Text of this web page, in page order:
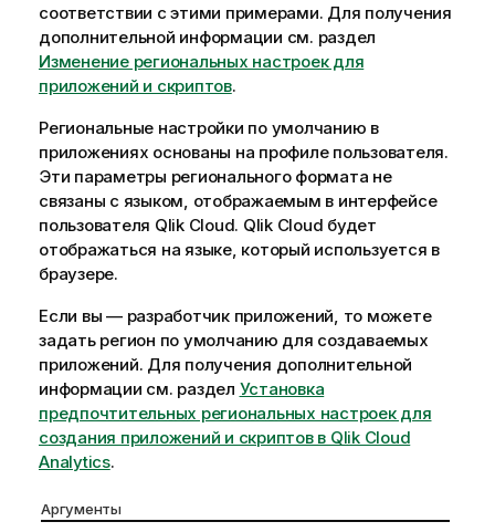
соответствии с этими примерами. Для получения
дополнительной информации см. раздел
Изменение региональных настроек для
приложений и скриптов.
Региональные настройки по умолчанию в
приложениях основаны на профиле пользователя.
Эти параметры регионального формата не
связаны с языком, отображаемым в интерфейсе
пользователя Qlik Cloud. Qlik Cloud будет
отображаться на языке, который используется в
браузере.
Если вы — разработчик приложений, то можете
задать регион по умолчанию для создаваемых
приложений. Для получения дополнительной
информации см. раздел Установка
предпочтительных региональных настроек для
создания приложений и скриптов в Qlik Cloud
Analytics.
Аргументы